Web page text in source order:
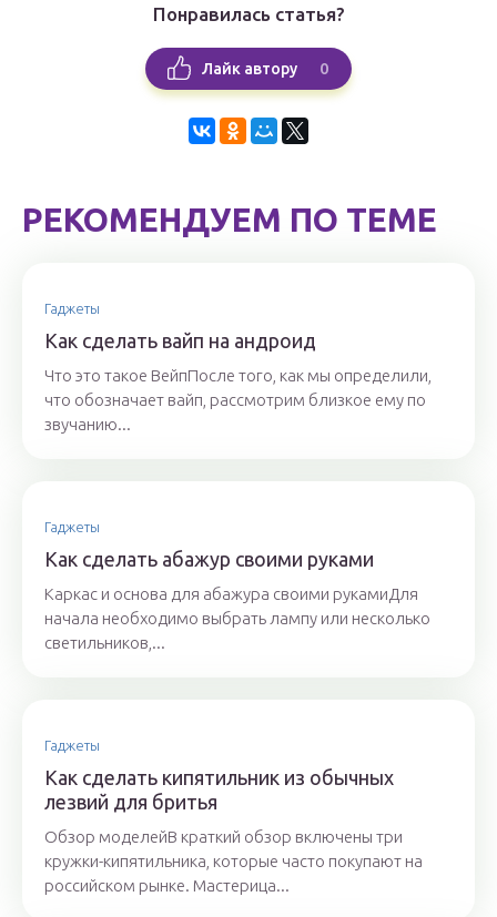
Понравилась статья?
Лайк автору 0
РЕКОМЕНДУЕМ ПО ТЕМЕ
Гаджеты
Как сделать вайп на андроид
Что это такое ВейпПосле того, как мы определили,
что обозначает вайп, рассмотрим близкое ему по
звучанию...
Гаджеты
Как сделать абажур своими руками
Каркас и основа для абажура своими рукамиДля
начала необходимо выбрать лампу или несколько
светильников,...
Гаджеты
Как сделать кипятильник из обычных
лезвий для бритья
Обзор моделейВ краткий обзор включены три
кружки-кипятильника, которые часто покупают на
российском рынке. Мастерица...